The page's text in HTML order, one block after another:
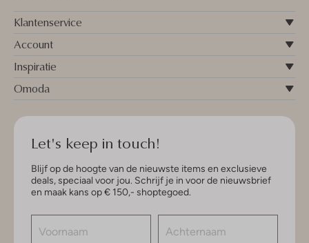
Klantenservice
Account
Inspiratie
Omoda
Let's keep in touch!
Blijf op de hoogte van de nieuwste items en exclusieve
deals, speciaal voor jou. Schrijf je in voor de nieuwsbrief
en maak kans op € 150,- shoptegoed.